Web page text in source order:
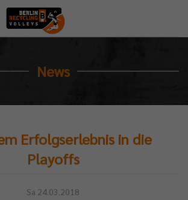
News
Erfolgserlebnis in die
Playoffs
Sa 24.03.2018